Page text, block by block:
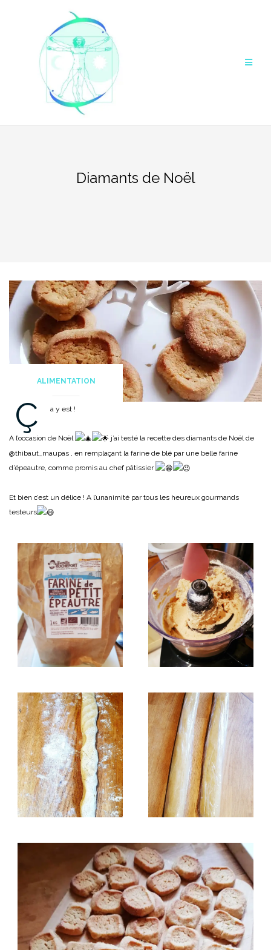
Diamants de Noël
ALIMENTATION
Ç a y est !
A l’occasion de Noël
j’ai testé la recette des diamants de Noël de
@thibaut_maupas , en remplaçant la farine de blé par une belle farine
d’épeautre, comme promis au chef pâtissier
Et bien c’est un délice ! A l’unanimité par tous les heureux gourmands
testeurs